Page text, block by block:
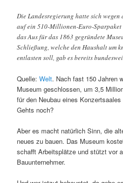
Die Landesregierung hatte sich
auf ein 510-Millionen-Euro-
das Aus für das 1863 gegründete
Schließung, welche den Haushalt um
entlasten soll, gab es bereits
Quelle:Welt. Nach fast 150 Jahren
Museum geschlossen, um 3,5
für den Neubau eines
Gehts noch?
Aber es macht natürlich Sinn, die
neues zu bauen. Das Museum
schafft Arbeitsplätze und stützt vor
Bauunternehmer.